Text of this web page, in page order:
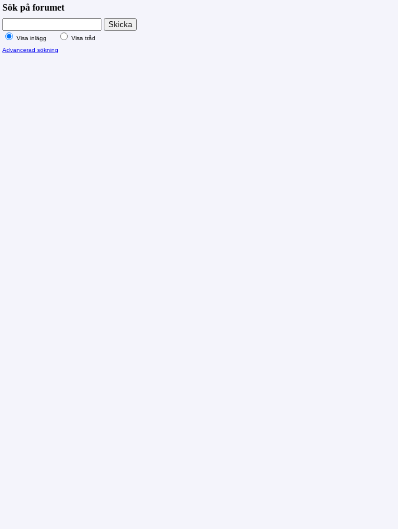
Sök på forumet
Visa inlägg
Visa tråd
Advancerad sökning